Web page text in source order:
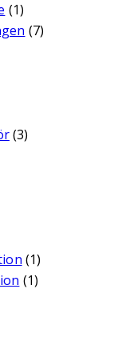
(1)
(7)
(3)
(1)
(1)